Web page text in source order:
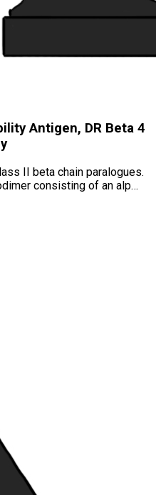
Antigen, DR Beta 4
II beta chain paralogues.
consisting of an alp…